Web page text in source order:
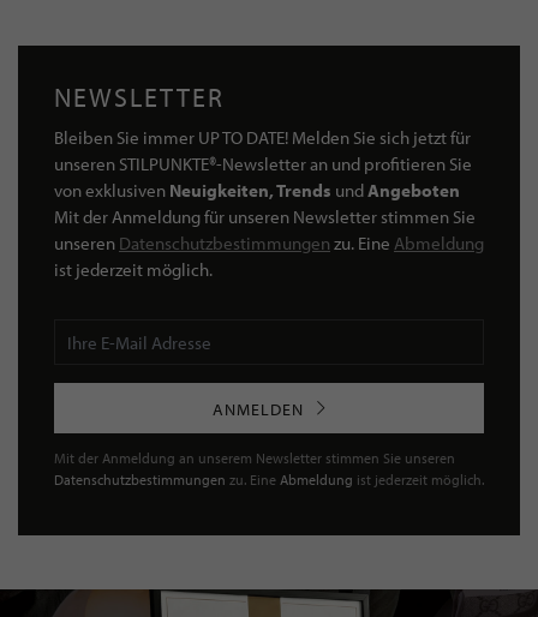
NEWSLETTER
Bleiben Sie immer UP TO DATE! Melden Sie sich jetzt für
unseren STILPUNKTE®-Newsletter an und profitieren Sie
von exklusiven Neuigkeiten, Trends undAngeboten
Mit der Anmeldung für unseren Newsletter stimmen Sie
unseren Datenschutzbestimmungen zu. Eine Abmeldung
ist jederzeit möglich.
ANMELDEN
Mit der Anmeldung an unserem Newsletter stimmen Sie unseren
Datenschutzbestimmungen zu. Eine Abmeldung ist jederzeit möglich.